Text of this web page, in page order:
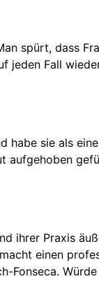
spürt, dass
jeden Fall
sie als
ihrer Praxis
einen
Fonseca.